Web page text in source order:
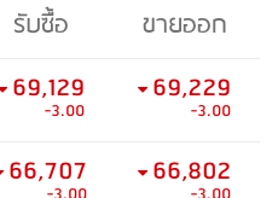
รับซื้อ
ขายออก
69,129
-3.00
69,229
-3.00
66,707 66,802